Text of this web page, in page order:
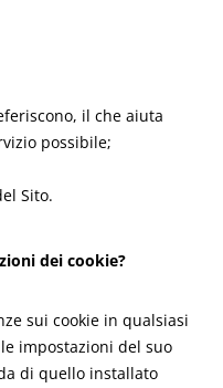
il che aiuta
possibile;
Sito.
dei cookie?
sui cookie in qualsiasi
impostazioni del suo
di quello installato